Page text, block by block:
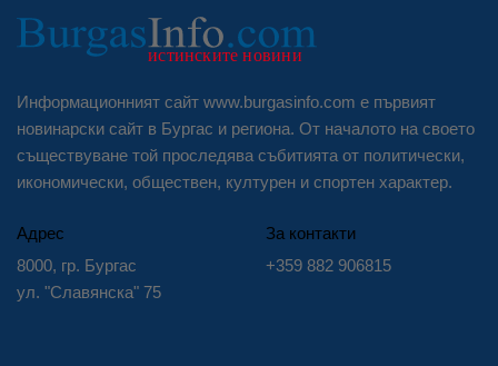
Информационният сайт www.burgasinfo.com е първият
новинарски сайт в Бургас и региона. От началото на своето
съществуване той проследява събитията от политически,
икономически, обществен, културен и спортен характер.
Адрес
8000, гр. Бургас
ул. "Славянска" 75
За контакти
+359 882 906815